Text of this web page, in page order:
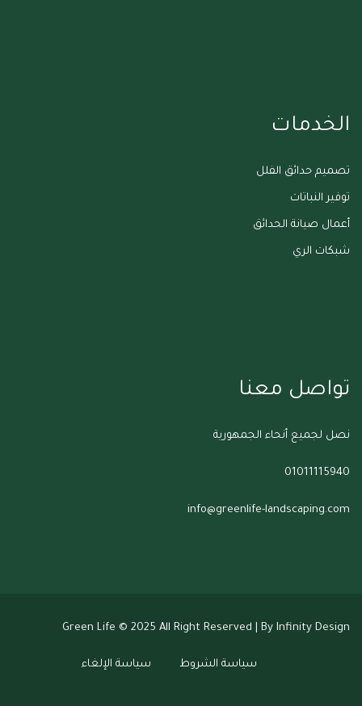
الخدمات
تصميم حدائق الفلل
توفير النباتات
أعمال صيانة الحدائق
شبكات الري
تواصل معنا
نصل لجميع أنحاء الجمهورية
01011115940
info@greenlife-landscaping.com
Green Life © 2025 All Right Reserved | By Infinity Design
سياسة الشروط سياسة الإلغاء